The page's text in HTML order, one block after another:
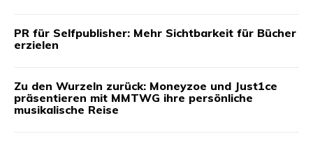
PR für Selfpublisher: Mehr Sichtbarkeit für Bücher
erzielen
Zu den Wurzeln zurück: Moneyzoe und Just1ce
präsentieren mit MMTWG ihre persönliche
musikalische Reise